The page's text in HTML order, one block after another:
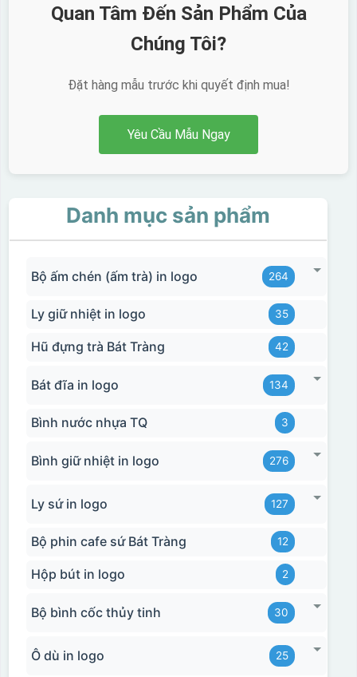
Quan Tâm Đến Sản Phẩm Của
Chúng Tôi?
Đặt hàng mẫu trước khi quyết định mua!
Yêu Cầu Mẫu Ngay
Danh mục sản phẩm
Bộ ấm chén (ấm trà) in logo 264
Ly giữ nhiệt in logo 35
Hũ đựng trà Bát Tràng 42
Bát đĩa in logo 134
Bình nước nhựa TQ 3
Bình giữ nhiệt in logo 276
Ly sứ in logo 127
Bộ phin cafe sứ Bát Tràng 12
Hộp bút in logo 2
Bộ bình cốc thủy tinh 30
Ô dù in logo 25